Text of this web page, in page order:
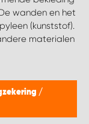
wanden en het
(kunststof).
materialen
/